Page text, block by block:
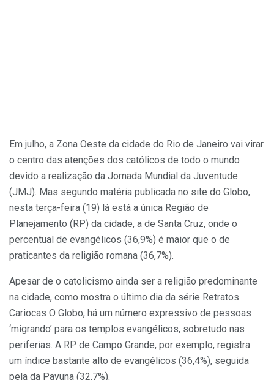
Em julho, a Zona Oeste da cidade do Rio de Janeiro vai virar
o centro das atenções dos católicos de todo o mundo
devido a realização da Jornada Mundial da Juventude
(JMJ). Mas segundo matéria publicada no site do Globo,
nesta terça-feira (19) lá está a única Região de
Planejamento (RP) da cidade, a de Santa Cruz, onde o
percentual de evangélicos (36,9%) é maior que o de
praticantes da religião romana (36,7%).
Apesar de o catolicismo ainda ser a religião predominante
na cidade, como mostra o último dia da série Retratos
Cariocas O Globo, há um número expressivo de pessoas
‘migrando’ para os templos evangélicos, sobretudo nas
periferias. A RP de Campo Grande, por exemplo, registra
um índice bastante alto de evangélicos (36,4%), seguida
pela da Pavuna (32,7%).